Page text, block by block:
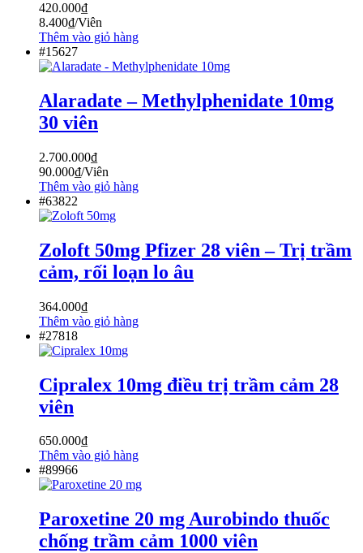
420.000₫
8.400₫/Viên
Thêm vào giỏ hàng
#15627
Alaradate – Methylphenidate 10mg
30 viên
2.700.000₫
90.000₫/Viên
Thêm vào giỏ hàng
#63822
Zoloft 50mg Pfizer 28 viên – Trị trầm
cảm, rối loạn lo âu
364.000₫
Thêm vào giỏ hàng
#27818
Cipralex 10mg điều trị trầm cảm 28
viên
650.000₫
Thêm vào giỏ hàng
#89966
Paroxetine 20 mg Aurobindo thuốc
chống trầm cảm 1000 viên